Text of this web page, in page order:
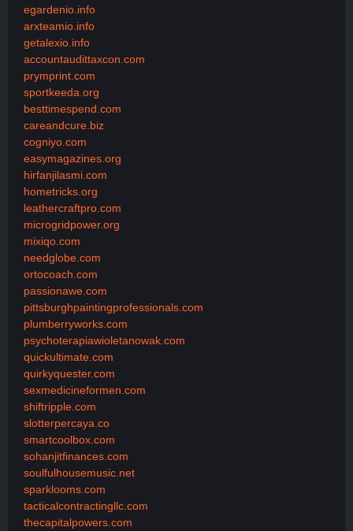
egardenio.info
arxteamio.info
getalexio.info
accountaudittaxcon.com
prymprint.com
sportkeeda.org
besttimespend.com
careandcure.biz
cogniyo.com
easymagazines.org
hirfanjilasmi.com
hometricks.org
leathercraftpro.com
microgridpower.org
mixiqo.com
needglobe.com
ortocoach.com
passionawe.com
pittsburghpaintingprofessionals.com
plumberryworks.com
psychoterapiawioletanowak.com
quickultimate.com
quirkyquester.com
sexmedicineformen.com
shiftripple.com
slotterpercaya.co
smartcoolbox.com
sohanjitfinances.com
soulfulhousemusic.net
sparklooms.com
tacticalcontractingllc.com
thecapitalpowers.com